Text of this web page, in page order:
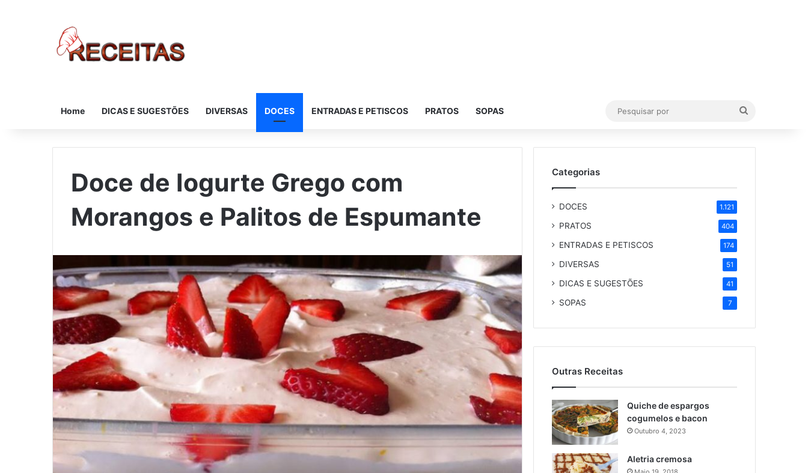
Home DICAS E SUGESTÕES DIVERSAS DOCES ENTRADAS E PETISCOS PRATOS SOPAS
Doce de Iogurte Grego com
Morangos e Palitos de Espumante
Categorias
DOCES 1.121
PRATOS 404
ENTRADAS E PETISCOS 174
DIVERSAS 51
DICAS E SUGESTÕES 41
SOPAS 7
Outras Receitas
Quiche de espargos
cogumelos e bacon
Outubro 4, 2023
Aletria cremosa